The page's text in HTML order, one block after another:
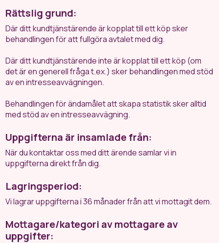
Rättslig grund:
Där ditt kundtjänstärende är kopplat till ett köp sker
behandlingen för att fullgöra avtalet med dig.
Där ditt kundtjänstärende inte är kopplat till ett köp (om
det är en generell fråga t.ex.) sker behandlingen med stöd
av en intresseavvägningen.
Behandlingen för ändamålet att skapa statistik sker alltid
med stöd av en intresseavvägning.
Uppgifterna är insamlade från:
När du kontaktar oss med ditt ärende samlar vi in
uppgifterna direkt från dig.
Lagringsperiod:
Vi lagrar uppgifterna i 36 månader från att vi mottagit dem.
Mottagare/kategori av mottagare av
uppgifter: